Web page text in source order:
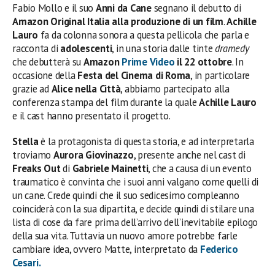
Fabio Mollo e il suo Anni da Canesegnano il debutto di
Amazon Original Italia alla produzione di un film.Achille
Lauro fa da colonna sonora a questa pellicola che parla e
racconta di adolescenti, in una storia dalle tintedramedy
che debutterà suAmazonPrime Video il 22 ottobre. In
occasione dellaFesta del Cinema di Roma, in particolare
grazie adAlice nella Città, abbiamo partecipato alla
conferenza stampa del film durante la qualeAchille Lauro
e il cast hanno presentato il progetto.
Stellaè la protagonista di questa storia, e ad interpretarla
troviamo Aurora Giovinazzo, presente anche nel cast di
Freaks Outdi Gabriele Mainetti, che a causa di un evento
traumatico è convinta che i suoi anni valgano come quelli di
un cane. Crede quindi che il suo sedicesimo compleanno
coinciderà con la sua dipartita, e decide quindi di stilare una
lista di cose da fare prima dell’arrivo dell’inevitabile epilogo
della sua vita. Tuttavia un nuovo amore potrebbe farle
cambiare idea, ovvero Matte, interpretato da Federico
Cesari.